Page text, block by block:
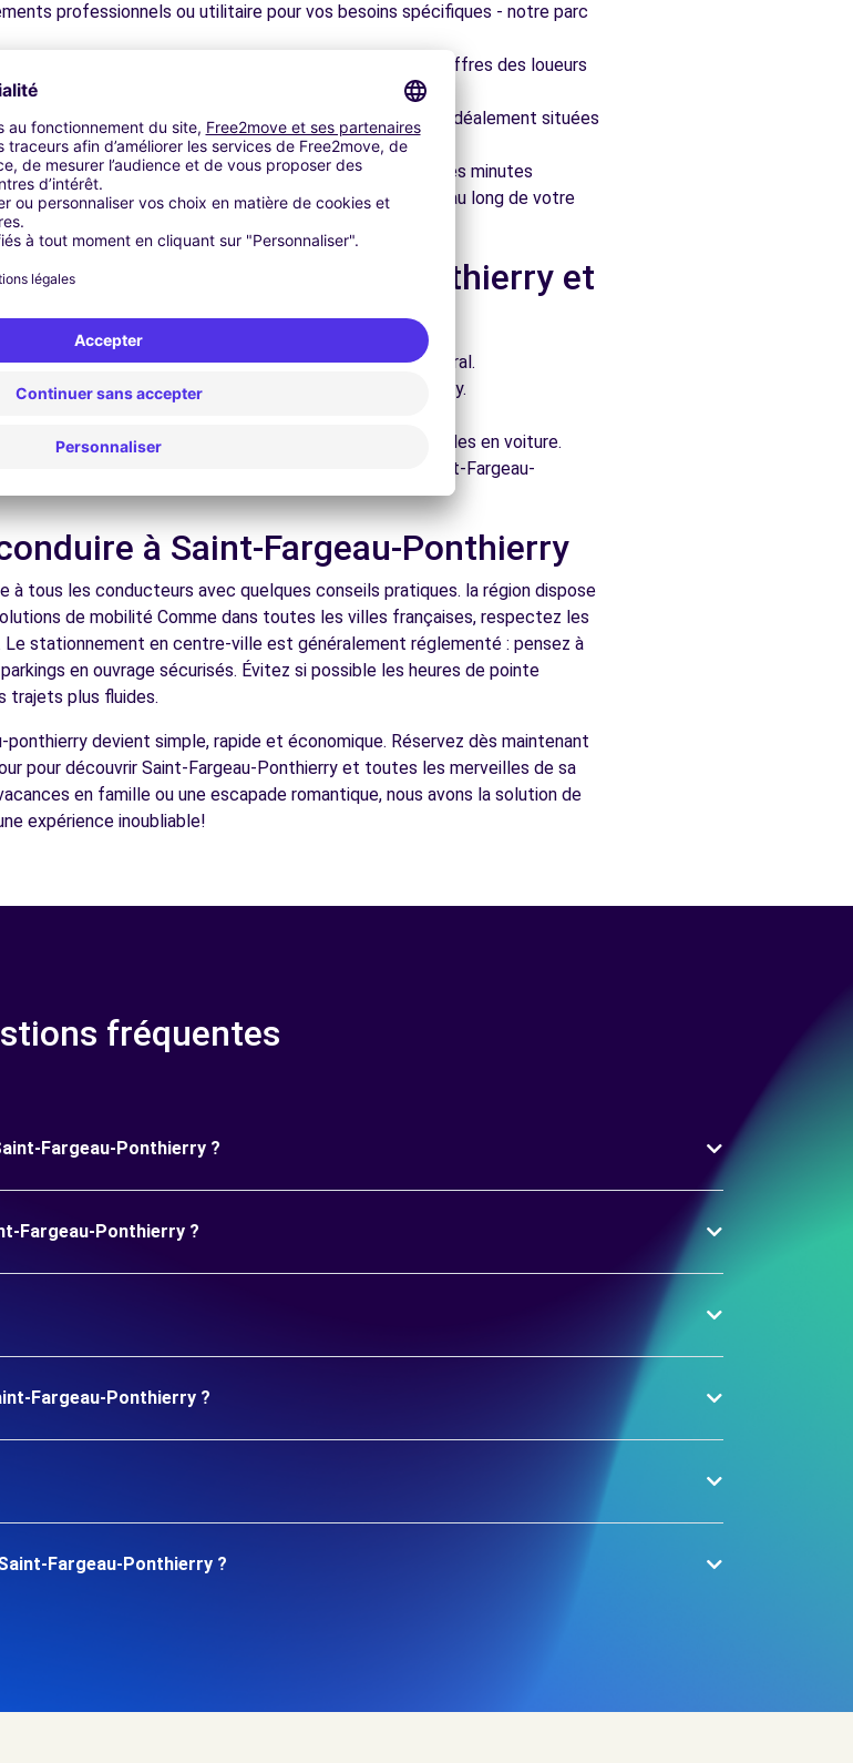
8.9 km
(C)
10.4 km
professionnels ou utilitaire pour vos besoins spécifiques - notre parc
du marché grâce à notre plateforme qui compare les offres des loueurs
et bénéficiez de tarifs transparents, sans frais cachés.
dans l'une de nos nombreuses agences partenaires, idéalement situées
pour faciliter le démarrage de votre séjour.
vous permet de réserver votre véhicule en quelques minutes
à toutes vos questions et vous accompagner tout au long de votre
à Saint-Fargeau-Ponthierry et
du cœur de ville et découvrez son patrimoine architectural.
qui font la richesse de Saint-Fargeau-Ponthierry.
domaniales, les sites historiques, facilement accessibles en voiture.
régionale dans les restaurants et marchés de Saint-Fargeau-
à Saint-Fargeau-Ponthierry
à tous les conducteurs avec quelques conseils pratiques. la région dispose
de mobilité Comme dans toutes les villes françaises, respectez les
stationnement en centre-ville est généralement réglementé : pensez à
en ouvrage sécurisés. Évitez si possible les heures de pointe
trajets plus fluides.
devient simple, rapide et économique. Réservez dès maintenant
pour découvrir Saint-Fargeau-Ponthierry et toutes les merveilles de sa
en famille ou une escapade romantique, nous avons la solution de
expérience inoubliable!
fréquentes
Fargeau-Ponthierry ?
Fargeau-Ponthierry ?
Fargeau-Ponthierry ?
Fargeau-Ponthierry ?